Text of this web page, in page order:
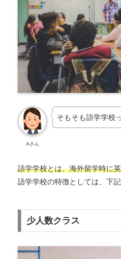
Aさん
そもそも語学学校
語学学校とは、海外留学時に
語学学校の特徴としては、下記
少人数クラス